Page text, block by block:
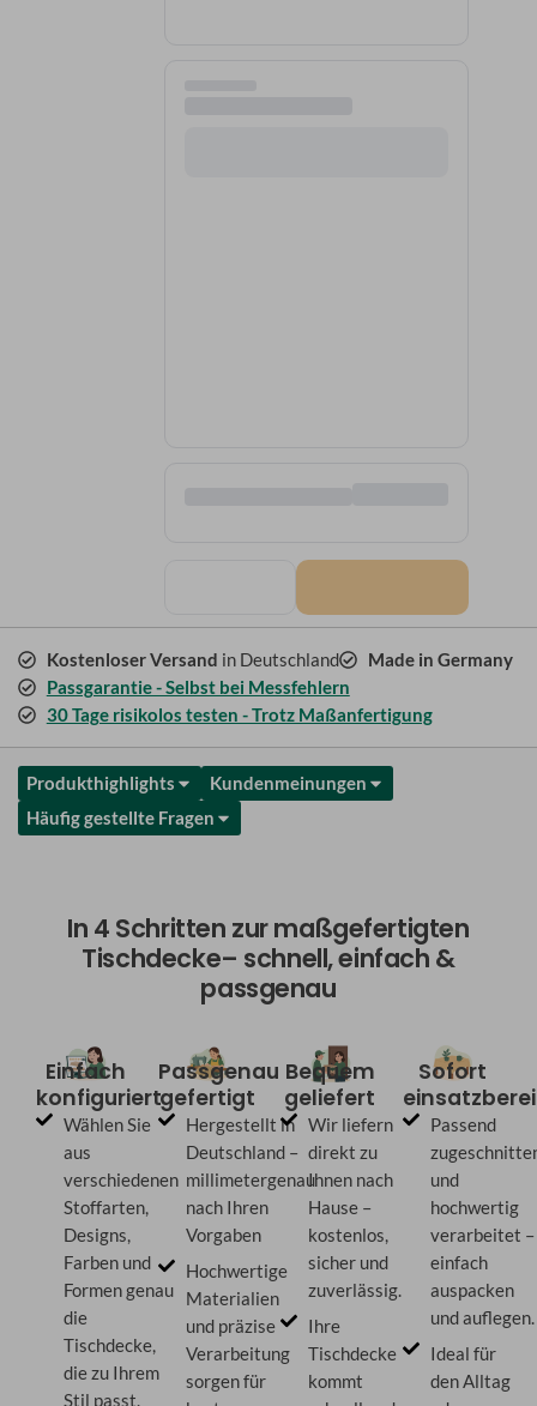
Kostenloser Versand in Deutschland
Made in Germany
Passgarantie - Selbst bei Messfehlern
30 Tage risikolos testen - Trotz Maßanfertigung
Produkthighlights
Kundenmeinungen
Häufig gestellte Fragen
In 4 Schritten zur maßgefertigten
Tischdecke– schnell, einfach &
passgenau
Einfach
konfiguriert
Wählen Sie
aus
verschiedenen
Stoffarten,
Designs,
Farben und
Formen genau
die
Tischdecke,
die zu Ihrem
Stil passt.
Passgenau
gefertigt
Hergestellt in
Deutschland –
millimetergenau
nach Ihren
Vorgaben
Hochwertige
Materialien
und präzise
Verarbeitung
sorgen für
Bequem
geliefert
Wir liefern
direkt zu
Ihnen nach
Hause –
kostenlos,
sicher und
zuverlässig.
Ihre
Tischdecke
kommt
Sofort
Passend
und
hochwertig
verarbeitet –
einfach
auspacken
und auflegen.
Ideal für
den Alltag